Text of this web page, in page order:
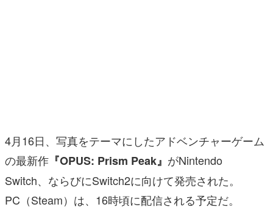
その他
電ファミニコゲーマーとは？
運営：株式会社マレ
4月16日、写真をテーマにしたアドベンチャーゲーム
の最新作 『OPUS: Prism Peak』 がNintendo
Switch、ならびにSwitch2に向けて発売された。
PC（Steam）は、16時頃に配信される予定だ。